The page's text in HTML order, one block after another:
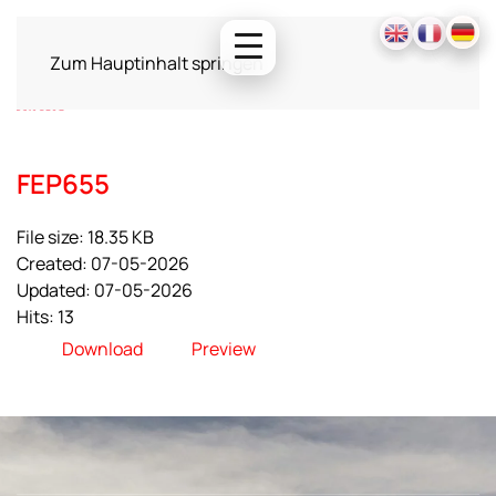
Zum Hauptinhalt springen
FEP655
File size: 18.35 KB
Created: 07-05-2026
Updated: 07-05-2026
Hits: 13
Download
Preview